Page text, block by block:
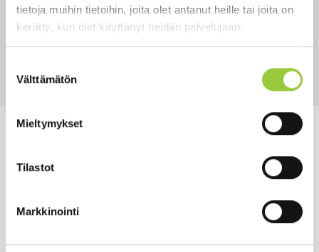
tietoja muihin tietoihin, joita olet antanut heille tai joita on
kerätty, kun olet käyttänyt heidän palvelujaan.
valinta
Välttämätön
Mieltymykset
Tilastot
Markkinointi
asiointipiste@paltamo.fi
p. 040 775 6881
paltamon.kunta(at)paltamo.fi